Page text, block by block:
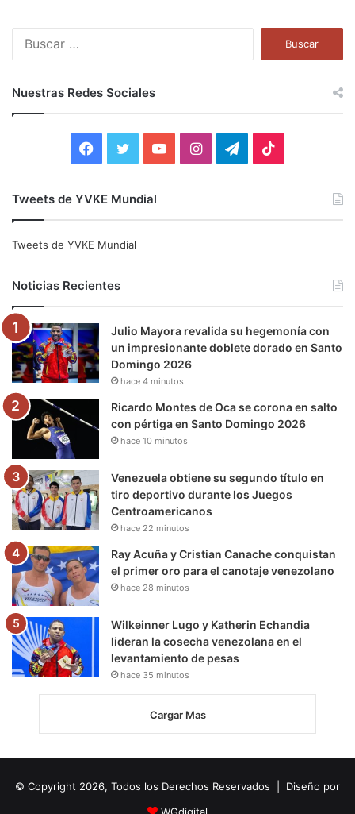
Nuestras Redes Sociales
Facebook
TwitterYouTubeInstagram
Telegram
Tweets de YVKE Mundial
Tweets de YVKE Mundial
Noticias Recientes
Julio Mayora revalida su hegemonía con
un impresionante doblete dorado en Santo
Domingo 2026
hace 4 minutos
Ricardo Montes de Oca se corona en salto
con pértiga en Santo Domingo 2026
hace 10 minutos
Venezuela obtiene su segundo título en
tiro deportivo durante los Juegos
Centroamericanos
hace 22 minutos
Ray Acuña y Cristian Canache conquistan
el primer oro para el canotaje venezolano
hace 28 minutos
Wilkeinner Lugo y Katherin Echandia
lideran la cosecha venezolana en el
levantamiento de pesas
hace 35 minutos
Cargar Mas
© Copyright 2026, Todos los Derechos Reservados | Diseño por